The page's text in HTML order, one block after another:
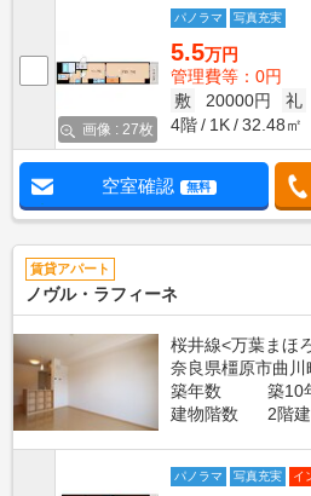
画像 : 27枚
パノラマ 写真充実
5.5万円
管理費等：0円
敷
20000円 礼
4階
1K 32.48㎡
空室確認 無料
賃貸アパート
ノヴル・ラフィーネ
桜井線<万葉まほ
奈良県橿原市曲川
築年数
築10
建物階数
2階建
パノラマ 写真充実 イ